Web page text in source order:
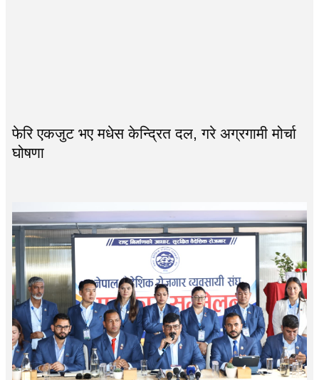
फेरि एकजुट भए मधेस केन्द्रित दल, गरे अग्रगामी मोर्चा
घोषणा